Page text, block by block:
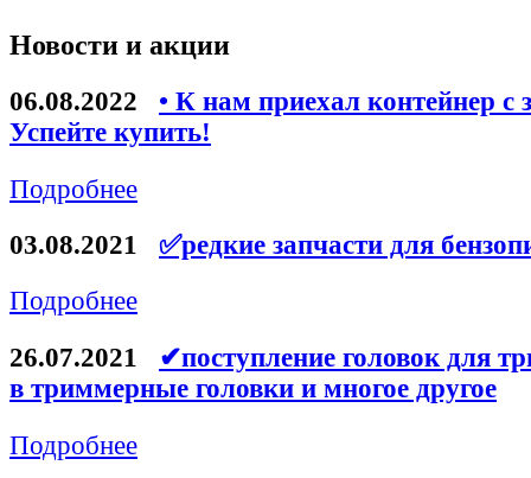
Запчасти для электроинструмента другие
Запчасти для компрессоров
Конденсаторы
Ремни для электроинструмента
Новости и акции
06.08.2022
• К нам приехал контейнер с
Успейте купить!
Подробнее
03.08.2021
✅редкие запчасти для
Подробнее
26.07.2021
✔поступление головок для
в триммерные головки и многое другое
Подробнее